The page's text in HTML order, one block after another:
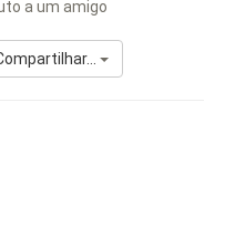
a um amigo